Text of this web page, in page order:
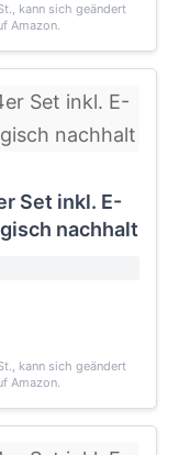
kann sich geändert
Amazon.
Set inkl. E-
nachhalt
kann sich geändert
Amazon.